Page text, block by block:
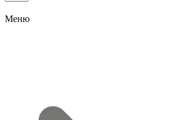
Меню